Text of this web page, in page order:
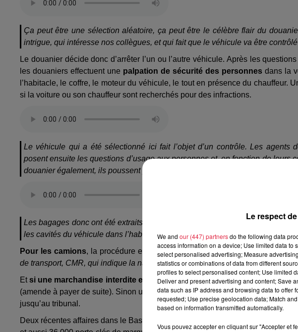
Ça peut être une sélection aléatoire, ça peut être le célèbre flair du
intrigue, qui intéresse nos collègues, et qui fait que le véhicule va être
Le douanier décide donc d’arrêter l’un ou l’autre véhicule. Après les
les douaniers effectuent une palpation de sécurité des personnesdans la
l’habitacle, le coffre, le moteur du véhicule, le tout en présence du chauffeur.
si la voiture ou son chauffeur sont recherchés pour des infractions.
Le véhicule qui a été sélectionné ici fait l’objet d’un contrôle. Les agents
posent ensuite les questions d’usage aux personnes et, en fonction de leurs
douanier également, ils poussent plus ou moins loin leurs investigations dans
Les bagages donc ont été extraits du coffre du véhicule. Les agents sont en
les cavités du véhicule dans l’habitacle et vont ensuite, je pense, contrôler
Pour les camions, la procédure est quasiment la même. Le chauffeur du
de transport, CMR, qui indique la nature et la quantité de la marchandise
Etsi une marchandise interdite est trouvée ?S’il s’agit d’une « petite
(amende à payer de suite). Sinon une retenue douanière (comme une garde à
jusqu’au tribunal.
Deux récentes affaires dans le Bas-Rhin : deux kilos d’héroïne trouvés dans
Le respect
We and our (447) partnersdo the following data
access information on a device; Use limited data
select personalised advertising; Measure
statistics or combinations of data from different
profiles to select personalised content; Use limited
Deliver and present advertising and content; Save
data such as IP address and browsing data to
requested; Use precise geolocation data; Match
based on information transmitted automatically.
Vous pouvez accepter en cliquant sur "Accepter et